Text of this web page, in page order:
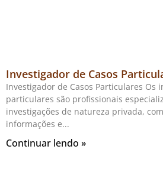
Investigador de Casos
Investigador de Casos Particulares Os
particulares são profissionais
investigações de natureza privada,
informações e
Continuar lendo »